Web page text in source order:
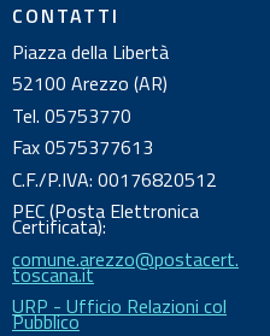
d
o
c
u
m
e
n
t
o
CONTATTI
Piazza della Libertà
52100 Arezzo (AR)
Tel. 05753770
Fax 0575377613
C.F./P.IVA: 00176820512
PEC (Posta Elettronica
Certificata):
comune.arezzo@postacert.
toscana.it
URP - Ufficio Relazioni col
Pubblico